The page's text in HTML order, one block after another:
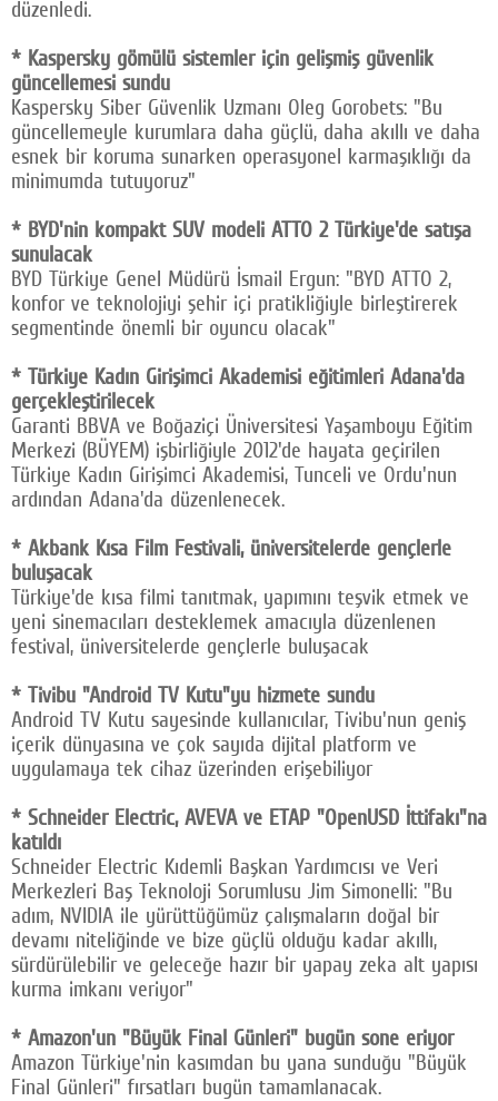
düzenledi.
* Kaspersky gömülü sistemler için gelişmiş güvenlik
güncellemesi sundu
Kaspersky Siber Güvenlik Uzmanı Oleg Gorobets: "Bu
güncellemeyle kurumlara daha güçlü, daha akıllı ve daha
esnek bir koruma sunarken operasyonel karmaşıklığı da
minimumda tutuyoruz"
* BYD'nin kompakt SUV modeli ATTO 2 Türkiye'de satışa
sunulacak
BYD Türkiye Genel Müdürü İsmail Ergun: "BYD ATTO 2,
konfor ve teknolojiyi şehir içi pratikliğiyle birleştirerek
segmentinde önemli bir oyuncu olacak"
* Türkiye Kadın Girişimci Akademisi eğitimleri Adana'da
gerçekleştirilecek
Garanti BBVA ve Boğaziçi Üniversitesi Yaşamboyu Eğitim
Merkezi (BÜYEM) işbirliğiyle 2012'de hayata geçirilen
Türkiye Kadın Girişimci Akademisi, Tunceli ve Ordu'nun
ardından Adana'da düzenlenecek.
* Akbank Kısa Film Festivali, üniversitelerde gençlerle
buluşacak
Türkiye'de kısa filmi tanıtmak, yapımını teşvik etmek ve
yeni sinemacıları desteklemek amacıyla düzenlenen
festival, üniversitelerde gençlerle buluşacak
* Tivibu "Android TV Kutu"yu hizmete sundu
Android TV Kutu sayesinde kullanıcılar, Tivibu'nun geniş
içerik dünyasına ve çok sayıda dijital platform ve
uygulamaya tek cihaz üzerinden erişebiliyor
* Schneider Electric, AVEVA ve ETAP "OpenUSD İttifakı"na
katıldı
Schneider Electric Kıdemli Başkan Yardımcısı ve Veri
Merkezleri Baş Teknoloji Sorumlusu Jim Simonelli: "Bu
adım, NVIDIA ile yürüttüğümüz çalışmaların doğal bir
devamı niteliğinde ve bize güçlü olduğu kadar akıllı,
sürdürülebilir ve geleceğe hazır bir yapay zeka alt yapısı
kurma imkanı veriyor"
* Amazon'un "Büyük Final Günleri" bugün sone eriyor
Amazon Türkiye'nin kasımdan bu yana sunduğu "Büyük
Final Günleri" fırsatları bugün tamamlanacak.